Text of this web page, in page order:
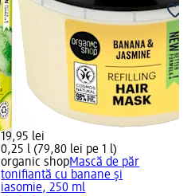
19,95 lei
0,25 l (79,80 lei pe 1 l)
organic shopMască de păr
tonifiantă cu banane și
iasomie, 250 ml